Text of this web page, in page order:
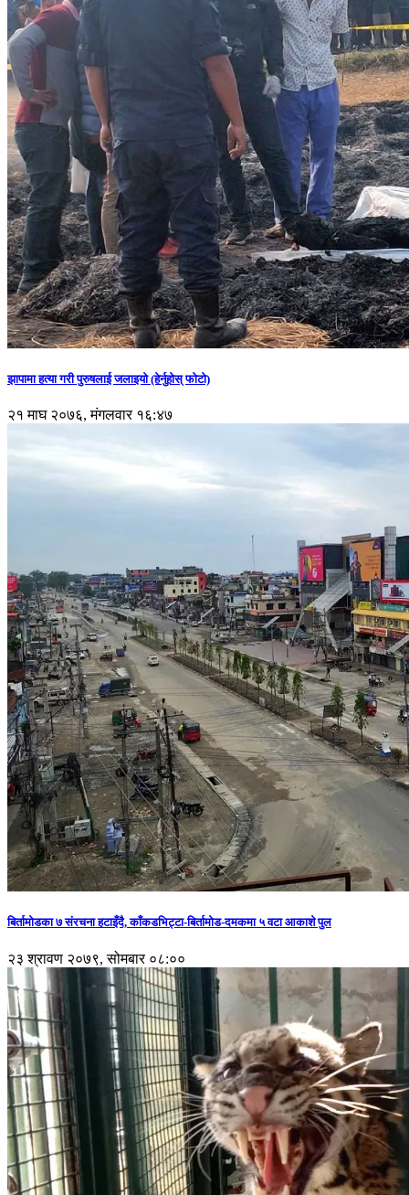
झापामा हत्या गरी पुरुषलाई जलाइयो (हेर्नुहाेस् फाेटाे)
२१ माघ २०७६, मंगलवार १६:४७
बिर्तामोडका ७ संरचना हटाइँदै, काँकडभिट्टा-बिर्तामोड-दमकमा ५ वटा आकाशे पुल
२३ श्रावण २०७९, सोमबार ०८:००